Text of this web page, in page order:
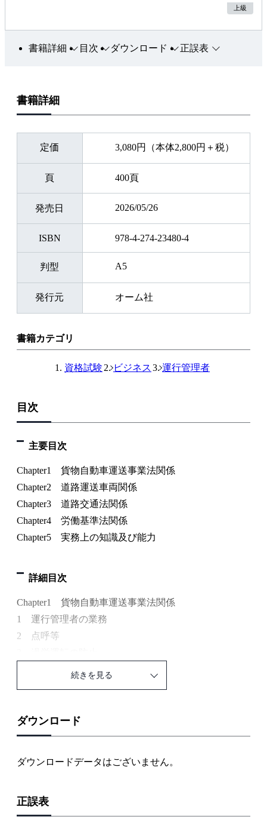
上級
書籍詳細 目次 ダウンロード 正誤表
書籍詳細
定価 3,080円（本体2,800円＋税）
頁 400頁
発売日 2026/05/26
ISBN 978-4-274-23480-4
判型 A5
発行元 オーム社
書籍カテゴリ
資格試験 ビジネス 運行管理者
目次
主要目次
Chapter1 貨物自動車運送事業法関係
Chapter2 道路運送車両関係
Chapter3 道路交通法関係
Chapter4 労働基準法関係
Chapter5 実務上の知識及び能力
詳細目次
Chapter1 貨物自動車運送事業法関係
1 運行管理者の業務
2 点呼等
4 運行指示書
7 運転者に対する指導及び監督
8 運転者等台帳
10 荷主への勧告
12 自動車事故報告規則
13 運行管理者の選任等
続きを見る
ダウンロード
ダウンロードデータはございません。
正誤表